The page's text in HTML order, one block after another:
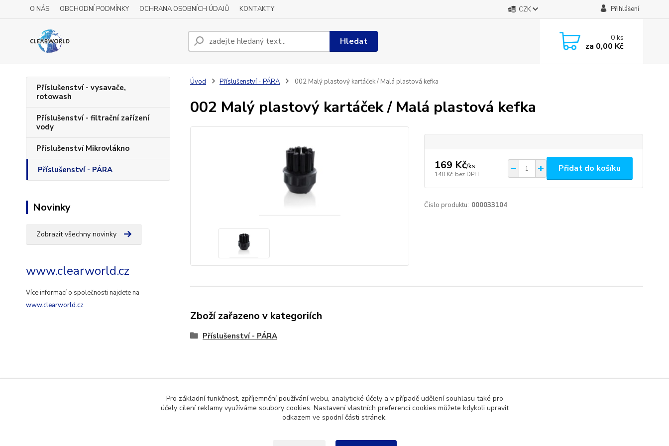
O NÁS OBCHODNÍ PODMÍNKY OCHRANA OSOBNÍCH ÚDAJŮ KONTAKTY CZK Přihlášení
Hledat 0ks
za 0,00 Kč
Příslušenství - vysavače,
rotowash
Příslušenství - filtrační zařízení
vody
Příslušenství Mikrovlákno
Příslušenství - PÁRA
Novinky
Zobrazit všechny novinky
www.clearworld.cz
Více informací o společnosti najdete na
www.clearworld.cz
Úvod Příslušenství - PÁRA 002 Malý plastový kartáček / Malá plastová kefka
002 Malý plastový kartáček / Malá plastová kefka
169 Kč/ks
140 Kč bez DPH
Přidat do košíku
Číslo produktu: 000033104
Zboží zařazeno v kategoriích
Příslušenství - PÁRA
Upravit sběr cookies.
Pro základní funkčnost, zpříjemnění používání webu, analytické účely a v případě udělení souhlasu také pro
účely cílení reklamy využíváme soubory cookies. Nastavení vlastních preferencí cookies můžete kdykoli upravit
odkazem ve spodní části stránek.